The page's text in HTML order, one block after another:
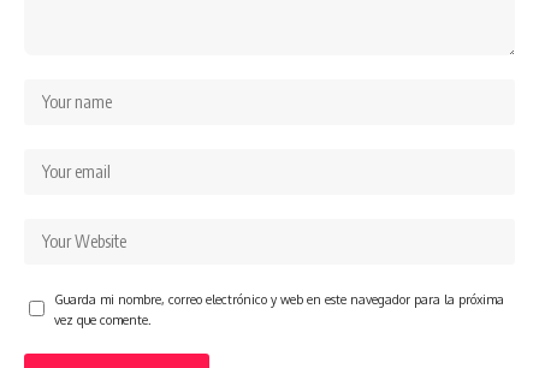
Guarda mi nombre, correo electrónico y web en este navegador para la próxima
vez que comente.